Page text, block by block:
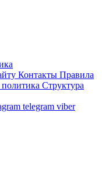
Контакты Правила
Структура
telegram viber